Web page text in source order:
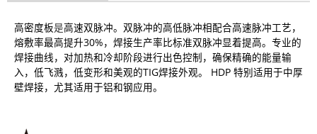
高密度板是高速双脉冲。双脉冲的高低脉冲相配合高速脉冲工艺，
熔敷率最高提升30%，焊接生产率比标准双脉冲显着提高。专业的
焊接曲线，对加热和冷却阶段进行出色控制，确保精确的能量输
入，低飞溅，低变形和美观的TIG焊接外观。 HDP 特别适用于中厚
壁焊接，尤其适用于铝和钢应用。